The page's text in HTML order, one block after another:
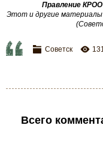
Правление
Этот и другие
Советск
Всего